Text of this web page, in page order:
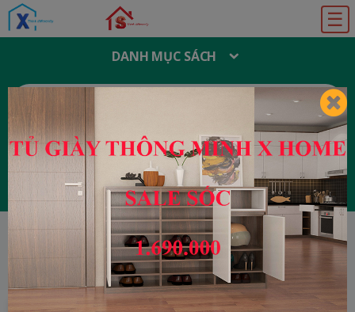
☰
DANH MỤC SÁCH
T
M
I
M
Đăng ký Đăng nhập
HOME Tâm Lý - Kỹ Năng Sống
Nghệ Thuật
Sống Tự Tin